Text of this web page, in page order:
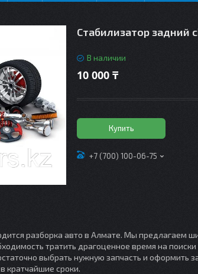
Стабилизатор задний
В наличии
10 000 ₸
Купить
+7 (700) 100-06-75
разборка авто в Алмате. Мы предлагаем
тратить драгоценное время на
выбрать нужную запчасть и оформить
кратчайшие сроки.